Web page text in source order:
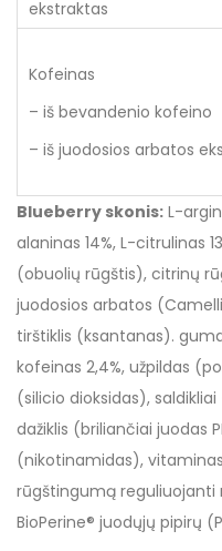
ekstraktas
Kofeinas
– iš bevandenio kofeino
– iš juodosios arbatos
Blueberry skonis: L-
alaninas 14%, L-citrulinas
(obuolių rūgštis), citrinų
juodosios arbatos
tirštiklis (ksantanas).
kofeinas 2,4%, užpildas
(silicio dioksidas),
dažiklis (briliančiai juodas
(nikotinamidas),
rūgštingumą
BioPerine® juodųjų pipirų